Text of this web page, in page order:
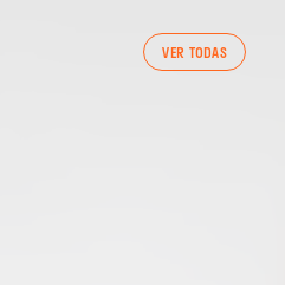
VER TODAS
CF 7/8/2026